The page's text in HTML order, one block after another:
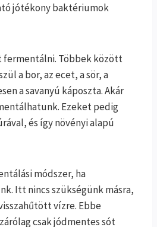
jótékony baktériumok
Többek között
a bor, az ecet, a sör, a
a savanyú káposzta. Akár
Ezeket pedig
és így növényi alapú
módszer, ha
Itt nincs szükségünk másra,
vízre. Ebbe
csak jódmentes sót